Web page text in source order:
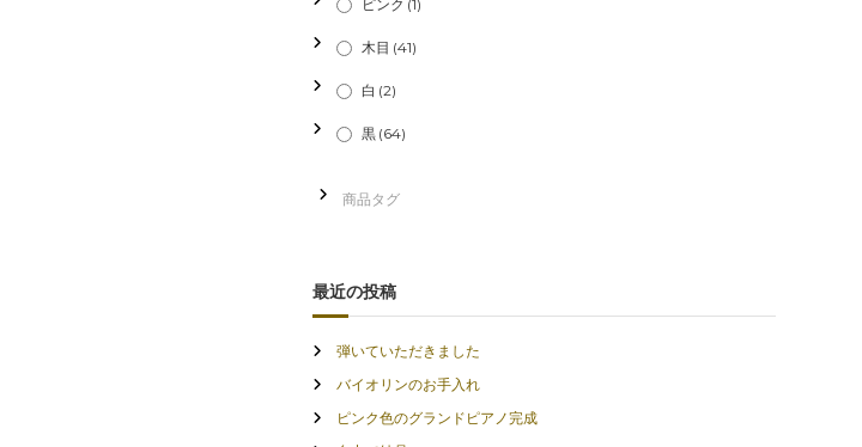
ピンク (1)
木目 (41)
白 (2)
黒 (64)
最近の投稿
弾いていただきました
バイオリンのお手入れ
ピンク色のグランドピアノ完成